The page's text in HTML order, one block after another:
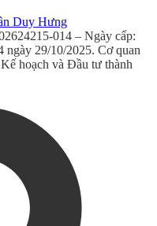
Duy Hưng
014 – Ngày cấp:
ngày 29/10/2025. Cơ quan
hoạch và Đầu tư thành